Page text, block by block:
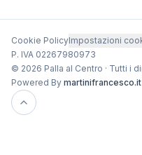
Cookie PolicyImpostazioni
P. IVA 02267980973
© 2026 Palla al Centro · Tutti i
Powered By martinifrancesco.it